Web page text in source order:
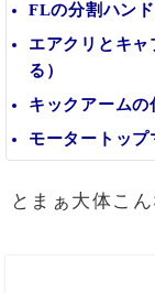
FLの分割ハン
エアクリとキ
る）
キックアームの
モータートッ
とまぁ大体こ